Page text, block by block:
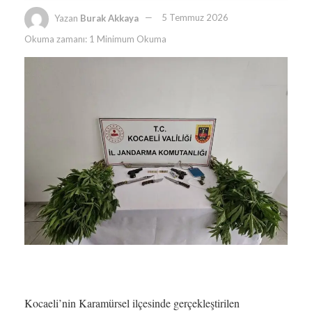
Yazan Burak Akkaya
5 Temmuz 2026
Okuma zamanı: 1 Minimum Okuma
Kocaeli’nin Karamürsel ilçesinde gerçekleştirilen